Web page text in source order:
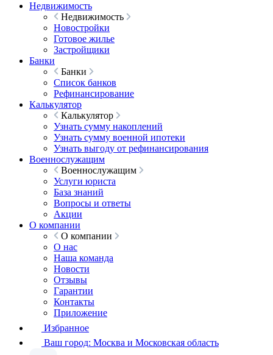
Недвижимость
Недвижимость
Новостройки
Готовое жилье
Застройщики
Банки
Банки
Список банков
Рефинансирование
Калькулятор
Калькулятор
Узнать сумму накоплений
Узнать сумму военной ипотеки
Узнать выгоду от рефинансирования
Военнослужащим
Военнослужащим
Услуги юриста
База знаний
Вопросы и ответы
Акции
О компании
О компании
О нас
Наша команда
Новости
Отзывы
Гарантии
Контакты
Приложение
Избранное
Ваш город: Москва и Московская область